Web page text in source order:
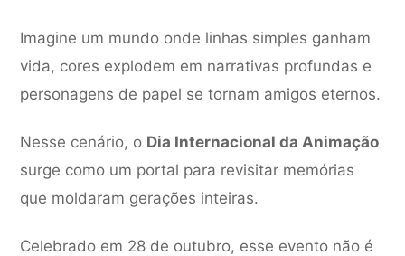
Imagine um mundo onde linhas simples ganham
vida, cores explodem em narrativas profundas e
personagens de papel se tornam amigos eternos.
Nesse cenário, o Dia Internacional da Animação
surge como um portal para revisitar memórias
que moldaram gerações inteiras.
Celebrado em 28 de outubro, esse evento não é